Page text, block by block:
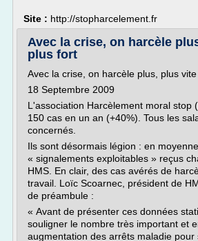
Site : http://stopharcelement.fr
Avec la crise, on harcèle
plus fort
Avec la crise, on harcèle plus, plus
18 Septembre 2009
L'association Harcèlement moral stop
150 cas en un an (+40%). Tous les
concernés.
Ils sont désormais légion : en
« signalements exploitables » reçus
HMS. En clair, des cas avérés de
travail. Loïc Scoarnec, président de
de préambule :
« Avant de présenter ces données
souligner le nombre très important et
augmentation des arrêts maladie pour